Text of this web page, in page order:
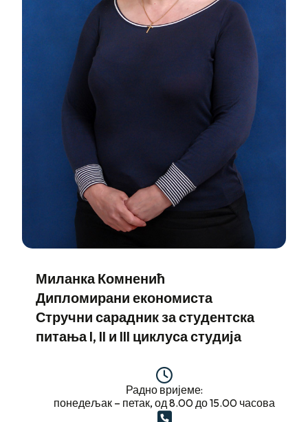
Миланка Комненић
Дипломирани економиста
Стручни сарадник за студентска
питања I, II и III циклуса студија
Радно вријеме:
понедељак – петак, од 8.00 до 15.00 часова